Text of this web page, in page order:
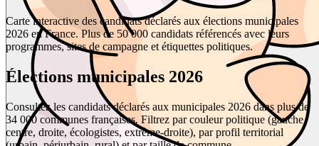
Carte interactive des candidats déclarés aux élections municipales
2026 en France. Plus de 50 000 candidats référencés avec leurs
programmes, sites de campagne et étiquettes politiques.
Élections municipales 2026
Consultez les candidats déclarés aux municipales 2026 dans plus de
34 000 communes françaises. Filtrez par couleur politique (gauche,
centre, droite, écologistes, extrême-droite), par profil territorial